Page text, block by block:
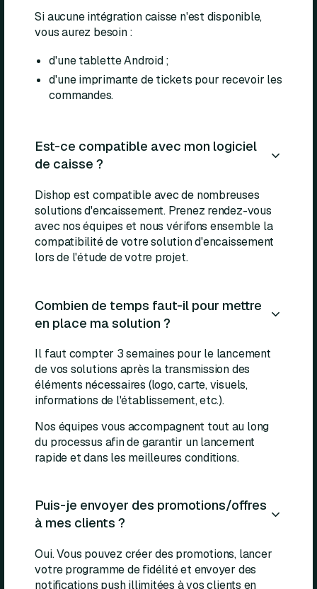
Si aucune intégration caisse n'est disponible,
vous aurez besoin :
d'une tablette Android ;
d'une imprimante de tickets pour recevoir les
commandes.
Est-ce compatible avec mon logiciel
de caisse ?
Dishop est compatible avec de nombreuses
solutions d'encaissement. Prenez rendez-vous
avec nos équipes et nous vérifons ensemble la
compatibilité de votre solution d'encaissement
lors de l'étude de votre projet.
Combien de temps faut-il pour mettre
en place ma solution ?
Il faut compter 3 semaines pour le lancement
de vos solutions après la transmission des
éléments nécessaires (logo, carte, visuels,
informations de l'établissement, etc.).
Nos équipes vous accompagnent tout au long
du processus afin de garantir un lancement
rapide et dans les meilleures conditions.
Puis-je envoyer des promotions/offres
à mes clients ?
Oui. Vous pouvez créer des promotions, lancer
votre programme de fidélité et envoyer des
notifications push illimitées à vos clients en